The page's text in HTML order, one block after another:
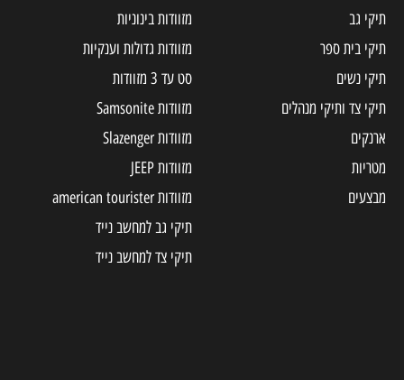
תיקי גב
תיקי בית ספר
תיקי נשים
תיקי צד ותיקי מנהלים
ארנקים
מטריות
מבצעים
מזוודות בינוניות
מזוודות גדולות וענקיות
סט עד 3 מזוודות
מזוודות Samsonite
מזוודות Slazenger
מזוודות JEEP
מזוודות american tourister
תיקי גב למחשב נייד
תיקי צד למחשב נייד